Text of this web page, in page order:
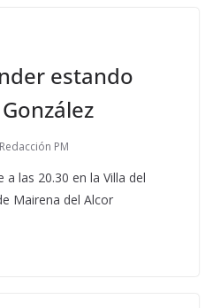
estando
Redacción PM
las 20.30 en la Villa del
Mairena del Alcor